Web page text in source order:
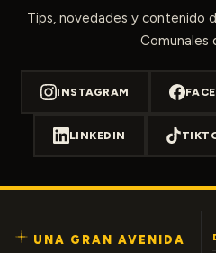
Tips, novedades y contenido
Comunales
INSTAGRAM
LINKEDIN
UNA GRAN AVENIDA